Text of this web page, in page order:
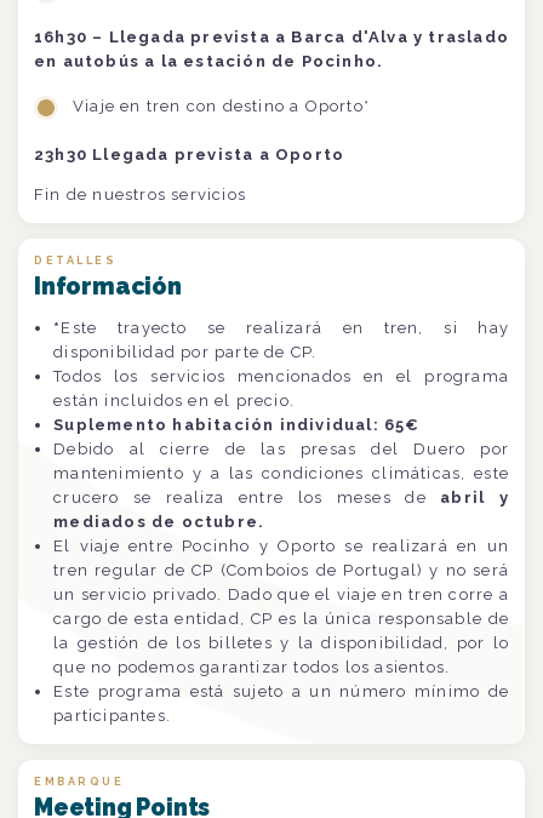
16h30 – Llegada prevista a Barca d'Alva y traslado
en autobús a la estación de Pocinho.
Viaje en tren con destino a Oporto*
23h30 Llegada prevista a Oporto
Fin de nuestros servicios
DETALLES
Información
* Este trayecto se realizará en tren, si hay
disponibilidad por parte de CP.
Todos los servicios mencionados en el programa
están incluidos en el precio.
Suplemento habitación individual: 65€
Debido al cierre de las presas del Duero por
mantenimiento y a las condiciones climáticas, este
crucero se realiza entre los meses de abril y
mediados de octubre.
El viaje entre Pocinho y Oporto se realizará en un
tren regular de CP (Comboios de Portugal) y no será
un servicio privado. Dado que el viaje en tren corre a
cargo de esta entidad, CP es la única responsable de
la gestión de los billetes y la disponibilidad, por lo
que no podemos garantizar todos los asientos.
Este programa está sujeto a un número mínimo de
participantes.
EMBARQUE
Meeting Points